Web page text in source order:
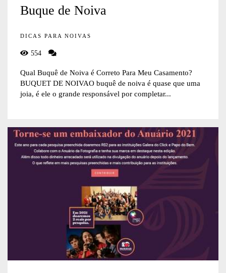
Buque de Noiva
DICAS PARA NOIVAS
554
Qual Buquê de Noiva é Correto Para Meu Casamento?
BUQUET DE NOIVAO buquê de noiva é quase que uma
joia, é ele o grande responsável por completar...